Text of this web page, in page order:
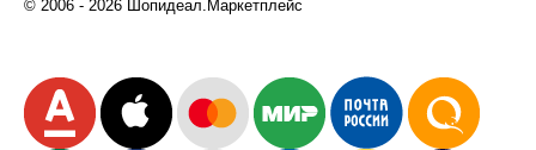
© 2006 - 2026 Шопидеал.Маркетплейс